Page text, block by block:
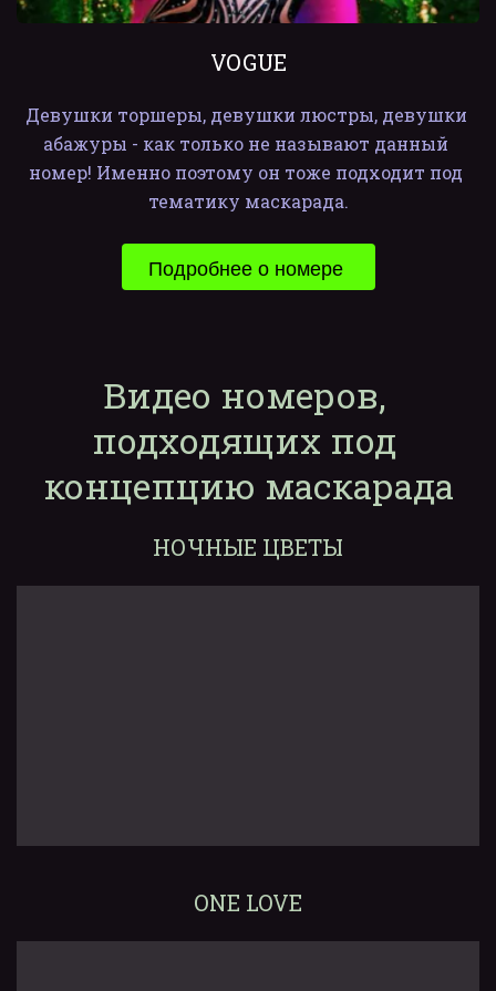
VOGUE
Девушки торшеры, девушки люстры, девушки
абажуры - как только не называют данный
номер! Именно поэтому он тоже подходит под
тематику маскарада.
Подробнее о номере
Видео номеров,
подходящих под
концепцию маскарада
НОЧНЫЕ ЦВЕТЫ
ONE LOVE